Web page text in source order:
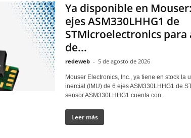
Ya disponible en
ejes ASM330LHHG1 de
STMicroelectronics para
de...
redeweb - 5 de agosto de 2026
Mouser Electronics, Inc., ya tiene en stock la
inercial (IMU) de 6 ejes ASM330LHHG1 de
sensor ASM330LHHG1 cuenta con...
Leer más